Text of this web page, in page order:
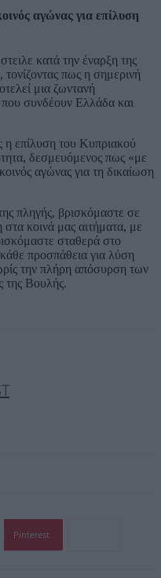
αγώνας για επίλυση
κατά την έναρξη της
πως η σημερινή
μια ζωντανή
συνδέουν Ελλάδα και
επίλυση του Κυπριακού
δεσμευόμενος πως «με
αγώνας για τη δικαίωση
πληγής, βρισκόμαστε σε
κοινά μας αιτήματα, με
σταθερά στο
προσπάθεια για λύση
την πλήρη απόσυρση των
της Βουλής.
Pinterest